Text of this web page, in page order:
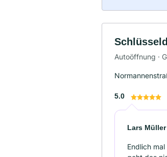
Autoöffnung ·
5.0
Lars Müller
Endlich